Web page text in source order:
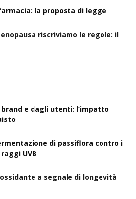
la proposta di legge
riscriviamo le regole: il
e dagli utenti: l’impatto
di passiflora contro i
UVB
a segnale di longevità